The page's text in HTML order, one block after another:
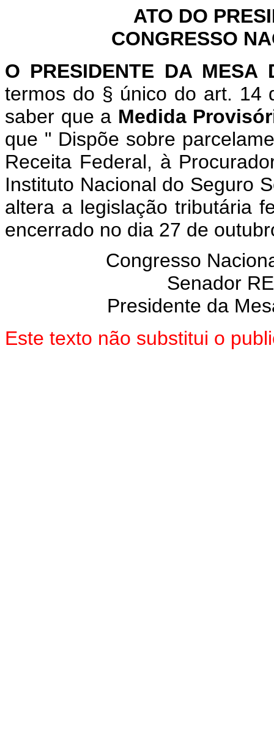
ATO DO
CONGRESSO
O PRESIDENTE DA
termos do § único do art. 14
saber que a Medida
que " Dispõe sobre
Receita Federal, à
Instituto Nacional do Seguro
altera a legislação tributária
encerrado no dia 27 de
Congresso
Senador
Presidente da
Este texto não substitui o